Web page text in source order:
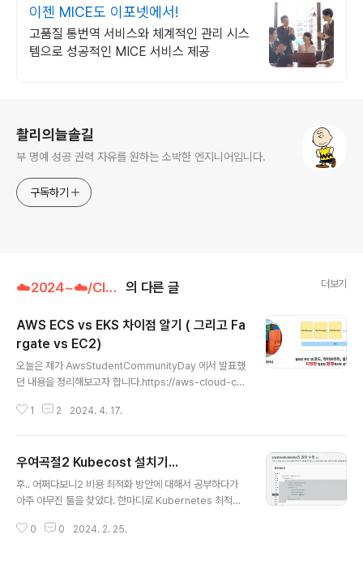
이젠 MICE도 이포넷에서!
고품질 통번역 서비스와 체계적인 관리 시스
템으로 성공적인 MICE 서비스 제공
촬리의늘솔길
부 명예 성공 권력 자유를 원하는 소박한 엔지니어입니다.
구독하기
☁️2024~☁️/Cloud 의 다른 글 더보기
AWS ECS vs EKS 차이점 알기 ( 그리고 Fa
rgate vs EC2)
오늘은 제가 AwsStudentCommunityDay 에서 발표했
던 내용을 정리해보고자 합니다.https://aws-cloud-clu
C Student Community Day 20242024.04.06 CE
두신 경우, 글이 잘 안보이실 수 있습니다.화이트모드로 보
시는것을 권장드립니다. 목차1. 컨테이너 개념 간단하게 짚
기2. EKS 와 ECS 에 대해 알아보기2.1 EC2 vs Fargate
1. 컨테이너 개념 간단하게 짚고 넘..
1 2 2024. 4. 17.
우여곡절2 Kubecost 설치기...
후.. 어쩌다보니2 비용 최적화 방안에 대해서 공부하다가
아주 야무진 툴을 찾았다. 한마디로 Kubernetes 최적화
히 Container 의 CPU, Memory Request 뿐만 아니
0 0 2024. 2. 25.